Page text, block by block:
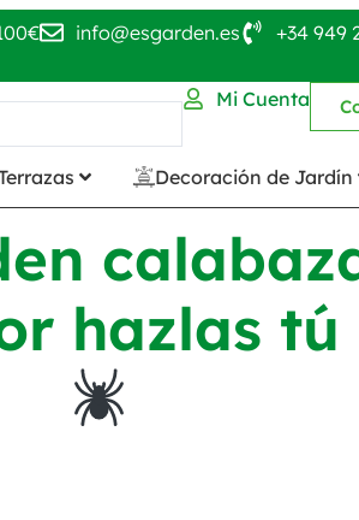
info@esgarden.es +34 949
Mi Cuenta
Decoración de Jardín
hazlas tú